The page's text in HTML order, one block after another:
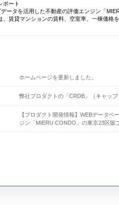
ポート
ータを活用した不動産の評価エンジン「
、賃貸マンションの賃料、空室率、一棟価格
ホームページを更新しました。
弊社プロダクトの「CRDB」（キャッ
【プロダクト開発情報】WEBデータ
ジン「MIERU CONDO」の東京23区版